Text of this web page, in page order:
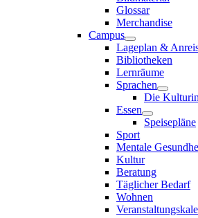
Glossar
Merchandise
Campus
Lageplan &
Bibliotheken
Lernräume
Sprachen
Die
Essen
Speisepläne
Sport
Mentale
Kultur
Beratung
Täglicher Bedarf
Wohnen